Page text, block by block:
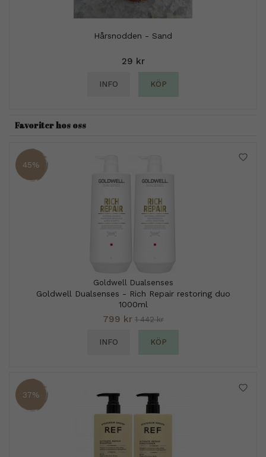
Hårsnodden - Sand
29 kr
INFO KÖP
Favoriter hos oss
45%
Goldwell Dualsenses
Goldwell Dualsenses - Rich Repair restoring duo
1000ml
799 kr 1 442 kr
INFO KÖP
37%